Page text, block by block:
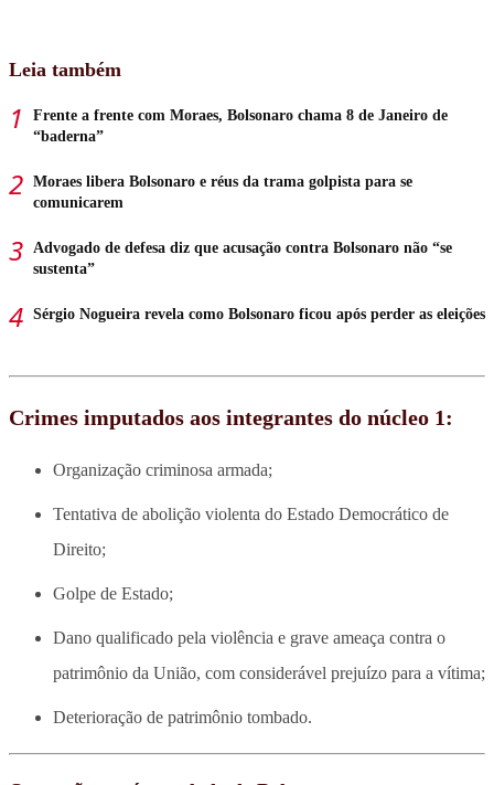
Leia também
Frente a frente com Moraes, Bolsonaro chama 8 de Janeiro de
“baderna”
Moraes libera Bolsonaro e réus da trama golpista para se
comunicarem
Advogado de defesa diz que acusação contra Bolsonaro não “se
sustenta”
Sérgio Nogueira revela como Bolsonaro ficou após perder as eleições
Crimes imputados aos integrantes do núcleo 1:
Organização criminosa armada;
Tentativa de abolição violenta do Estado Democrático de
Direito;
Golpe de Estado;
Dano qualificado pela violência e grave ameaça contra o
patrimônio da União, com considerável prejuízo para a vítima;
Deterioração de patrimônio tombado.